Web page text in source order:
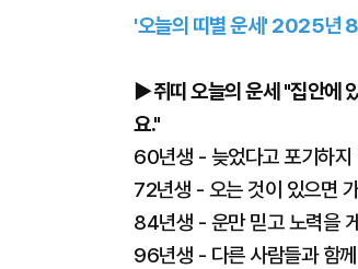
'오늘의 띠별 운세' 2025년
▶쥐띠 오늘의 운세 "집안에
요."
60년생 - 늦었다고 포기하지
72년생 - 오는 것이 있으면
84년생 - 운만 믿고 노력을
96년생 - 다른 사람들과 함